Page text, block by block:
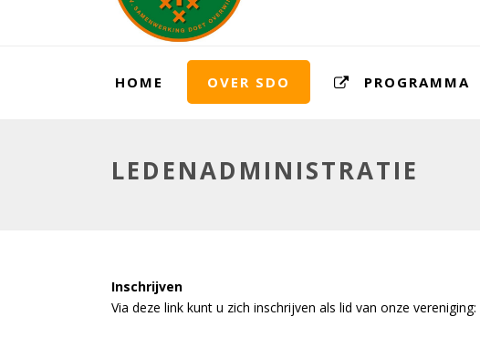
HOME OVER SDO PROGRAMMA
LEDENADMINISTRATIE
Inschrijven
Via deze link kunt u zich inschrijven als lid van onze vereniging: